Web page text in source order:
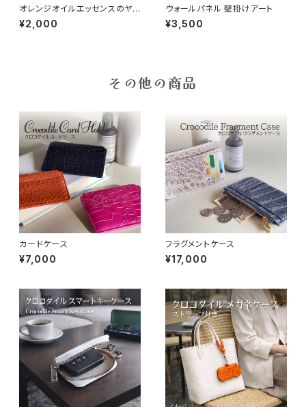
オレンジオイルエッセンスのヤ
ードム 3個セット
¥2,000
ウォールパネル 壁掛けアート
¥3,500
その他の商品
カードケース
¥7,000
フラグメントケース
¥17,000